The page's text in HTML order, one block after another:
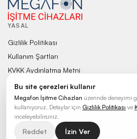
YASAL
Gizlilik Politikası
Kullanım Şartları
KVKK Aydınlatma Metni
Çerez Politikası
2026 Megafon İşitme Cihazları
POWERED BY
Bu site çerezleri kullanır
Megafon İşitme Cihazları üzerinde deneyimi
kullanıyoruz. Detaylar için Gizlilik Politikası ve
inceleyebilirsiniz.
Reddet İzin Ver